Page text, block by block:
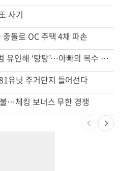
사기
돌로 OC 주택 4채 파손
“내 딸 건드렸지” 성폭행범 유인해 ‘탕탕’…아빠의 복수 결말
유닛 주거단지 들어선다
…체킹 보너스 무한 경쟁